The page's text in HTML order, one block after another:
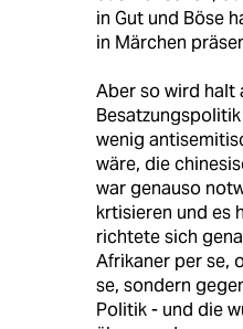
in Gut und Böse
in Märchen
Aber so wird halt
wenig
wäre, die
war genauso
krtisieren und es
richtete sich
Afrikaner per se,
se, sondern
Politik - und die